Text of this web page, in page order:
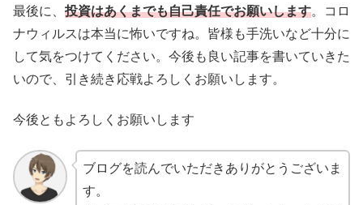
最後に、 投資はあくまでも自己責任でお願いします。コロ
ナウィルスは本当に怖いですね。皆様も手洗いなど十分に
して気をつけてください。今後も良い記事を書いていきた
いので、引き続き応戦よろしくお願いします。
今後ともよろしくお願いします
ブログを読んでいただきありがとうございま
す。